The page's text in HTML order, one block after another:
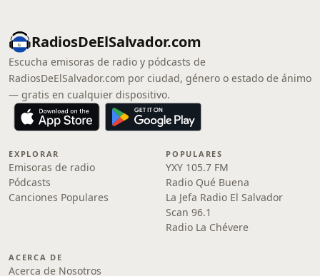
RadiosDeElSalvador.com
Escucha emisoras de radio y pódcasts de
RadiosDeElSalvador.com por ciudad, género o estado de ánimo
— gratis en cualquier dispositivo.
EXPLORAR
Emisoras de radio
Pódcasts
Canciones Populares
POPULARES
YXY 105.7 FM
Radio Qué Buena
La Jefa Radio El Salvador
Scan 96.1
Radio La Chévere
ACERCA DE
Acerca de Nosotros